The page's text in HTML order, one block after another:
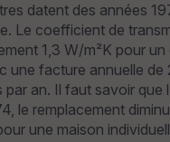
datent des années
Le coefficient de
1,3 W/m²K pour
une facture annuelle
par an. Il faut savoir
le remplacement
une maison